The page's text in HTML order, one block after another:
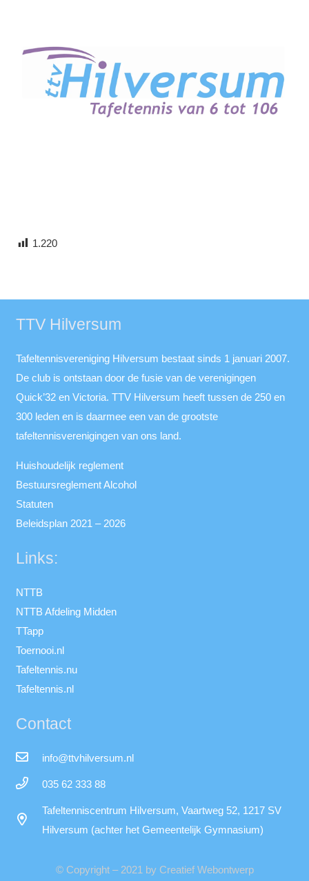
1.220
TTV Hilversum
Tafeltennisvereniging Hilversum bestaat sinds 1 januari 2007.
De club is ontstaan door de fusie van de verenigingen
Quick’32 en Victoria. TTV Hilversum heeft tussen de 250 en
300 leden en is daarmee een van de grootste
tafeltennisverenigingen van ons land.
Huishoudelijk reglement
Bestuursreglement Alcohol
Statuten
Beleidsplan 2021 – 2026
Links:
NTTB
NTTB Afdeling Midden
TTapp
Toernooi.nl
Tafeltennis.nu
Tafeltennis.nl
Contact
info@ttvhilversum.nl
035 62 333 88
Tafeltenniscentrum Hilversum, Vaartweg 52, 1217 SV
Hilversum (achter het Gemeentelijk Gymnasium)
© Copyright – 2021 by Creatief Webontwerp